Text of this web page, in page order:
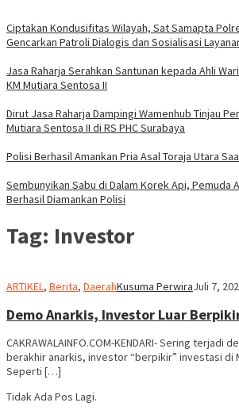
Ciptakan Kondusifitas Wilayah, Sat Samapta
Gencarkan Patroli Dialogis dan Sosialisasi
Jasa Raharja Serahkan Santunan kepada Ahli
KM Mutiara Sentosa II
Dirut Jasa Raharja Dampingi Wamenhub Tinjau
Mutiara Sentosa II di RS PHC Surabaya
Polisi Berhasil Amankan Pria Asal Toraja Utara
Sembunyikan Sabu di Dalam Korek Api, Pemuda
Berhasil Diamankan Polisi
Tag: Investor
ARTIKEL, Berita, DaerahKusuma PerwiraJuli 7,
Demo Anarkis, Investor Luar
CAKRAWALAINFO.COM-KENDARI- Sering terjadi
berakhir anarkis, investor “berpikir” investasi di
Seperti […]
Tidak Ada Pos Lagi.